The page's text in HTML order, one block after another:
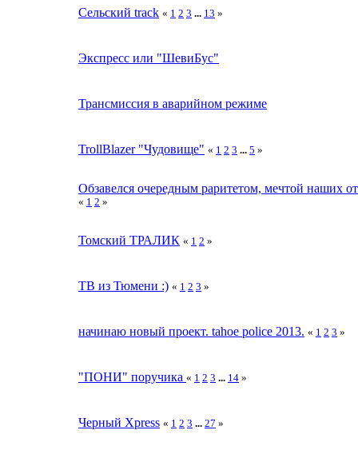
Сельский track « 1 2 3 ... 13 »
Экспресс или "ШевиБус"
Трансмиссия в аварийном режиме
TrollBlazer "Чудовище" « 1 2 3 ... 5 »
Обзавелся очередным раритетом, мечтой наших
« 1 2 »
Томский ТРАЛИК « 1 2 »
TB из Тюмени :) « 1 2 3 »
начинаю новый проект. tahoe poliсe 2013. « 1 2 3 »
"ПОНИ" поручика « 1 2 3 ... 14 »
Черный Xpress « 1 2 3 ... 27 »